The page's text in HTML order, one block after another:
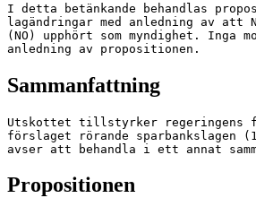
I detta betänkande behandlas
lagändringar med anledning av att
(NO) upphört som myndighet. Inga
anledning av propositionen.
Sammanfattning
Utskottet tillstyrker regeringens
förslaget rörande sparbankslagen
avser att behandla i ett annat
Propositionen